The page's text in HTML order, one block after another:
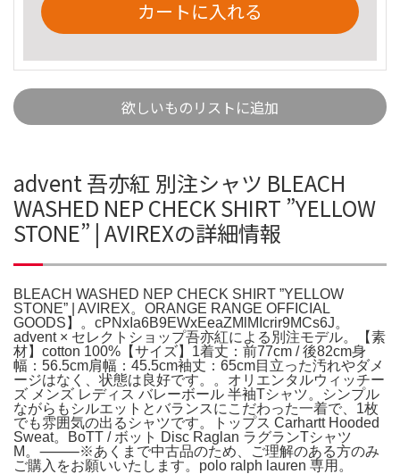
カートに入れる
欲しいものリストに追加
advent 吾亦紅 別注シャツ BLEACH
WASHED NEP CHECK SHIRT ”YELLOW
STONE” | AVIREXの詳細情報
BLEACH WASHED NEP CHECK SHIRT ”YELLOW
STONE” | AVIREX。ORANGE RANGE OFFICIAL
GOODS】。cPNxIa6B9EWxEeaZMlMIcrir9MCs6J。
advent × セレクトショップ吾亦紅による別注モデル。【素
材】cotton 100%【サイズ】1着丈：前77cm / 後82cm身
幅：56.5cm肩幅：45.5cm袖丈：65cm目立った汚れやダメ
ージはなく、状態は良好です。。オリエンタルウィッチー
ズ メンズ レディス バレーボール 半袖Tシャツ。シンプル
ながらもシルエットとバランスにこだわった一着で、1枚
でも雰囲気の出るシャツです。トップス Carhartt Hooded
Sweat。BoTT / ボット Disc Raglan ラグランTシャツ
M。⸻※あくまで中古品のため、ご理解のある方のみ
ご購入をお願いいたします。polo ralph lauren 専用。